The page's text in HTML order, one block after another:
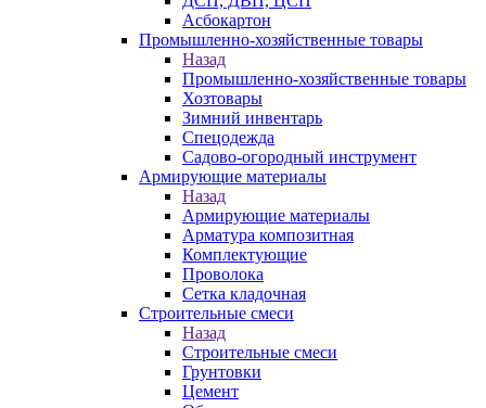
Асбокартон
Промышленно-хозяйственные товары
Назад
Промышленно-хозяйственные товары
Хозтовары
Зимний инвентарь
Спецодежда
Садово-огородный инструмент
Армирующие материалы
Назад
Армирующие материалы
Арматура композитная
Комплектующие
Проволока
Сетка кладочная
Строительные смеси
Назад
Строительные смеси
Грунтовки
Цемент